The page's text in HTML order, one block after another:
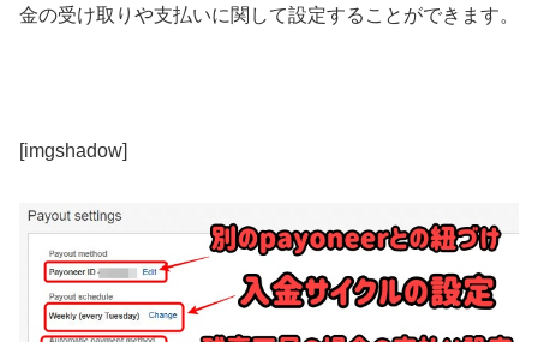
金の受け取りや支払いに関して設定することができます。
[imgshadow]